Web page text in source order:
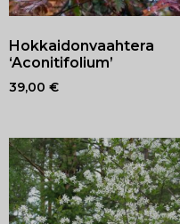
Hokkaidonvaahtera
‘Aconitifolium’
39,00 €